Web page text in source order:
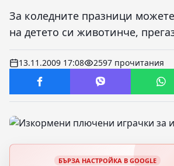
За коледните празници
на детето си животинче,
13.11.2009 17:08 2597 прочитания
БЪРЗА НАСТРОЙКА В GOOGLE